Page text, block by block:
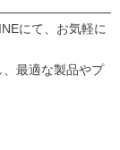
にて、お気軽に
最適な製品やプ